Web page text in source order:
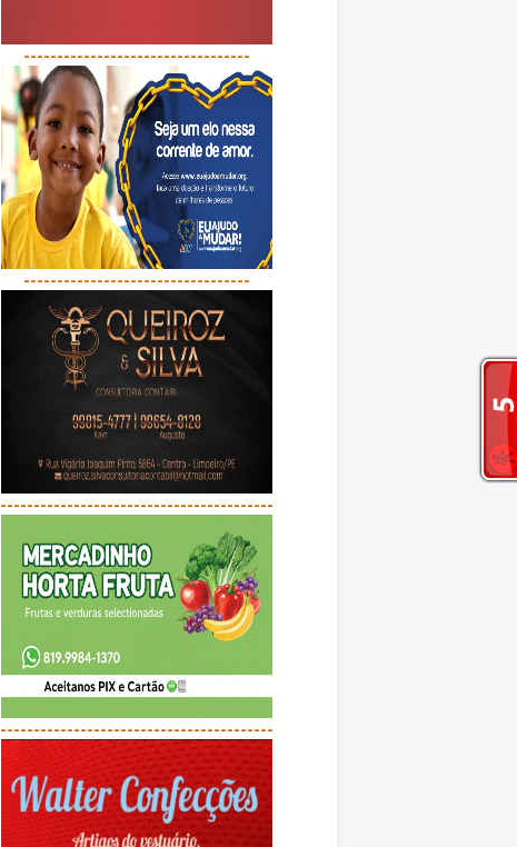
----------------------------------
----------------------------------
-----------------------------------------
-----------------------------------------